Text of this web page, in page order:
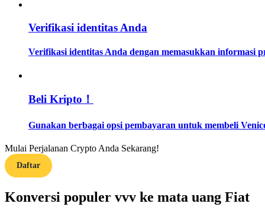
Memandu
Verifikasi identitas Anda
Verifikasi identitas Anda dengan memasukkan informasi
Beli Kripto！
Gunakan berbagai opsi pembayaran untuk membeli
Mulai Perjalanan Crypto Anda Sekarang!
Daftar
Konversi populer vvv ke mata uang Fiat